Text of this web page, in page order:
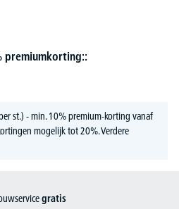
premiumkorting::
st.) - min. 10% premium-korting vanaf
mogelijk tot 20%.Verdere
gratis